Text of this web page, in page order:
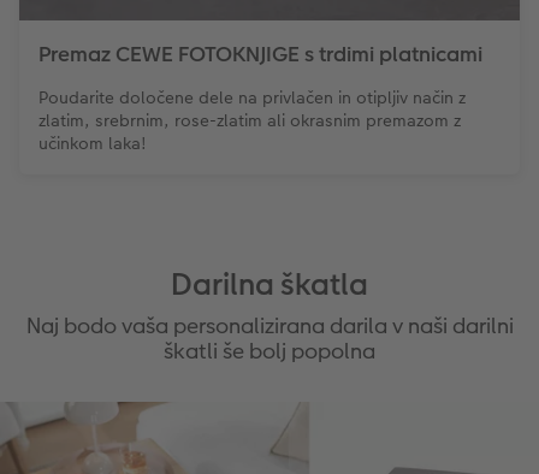
Premaz CEWE FOTOKNJIGE s trdimi platnicami
Poudarite določene dele na privlačen in otipljiv način z
zlatim, srebrnim, rose-zlatim ali okrasnim premazom z
učinkom laka!
Darilna škatla
Naj bodo vaša personalizirana darila v naši darilni
škatli še bolj popolna